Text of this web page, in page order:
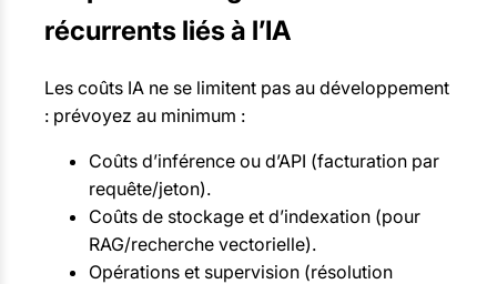
récurrents liés à l’IA
Les coûts IA ne se limitent pas au développement
: prévoyez au minimum :
Coûts d’inférence ou d’API (facturation par
requête/jeton).
Coûts de stockage et d’indexation (pour
RAG/recherche vectorielle).
Opérations et supervision (résolution